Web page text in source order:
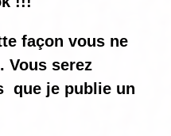
façon vous ne
Vous serez
que je publie un